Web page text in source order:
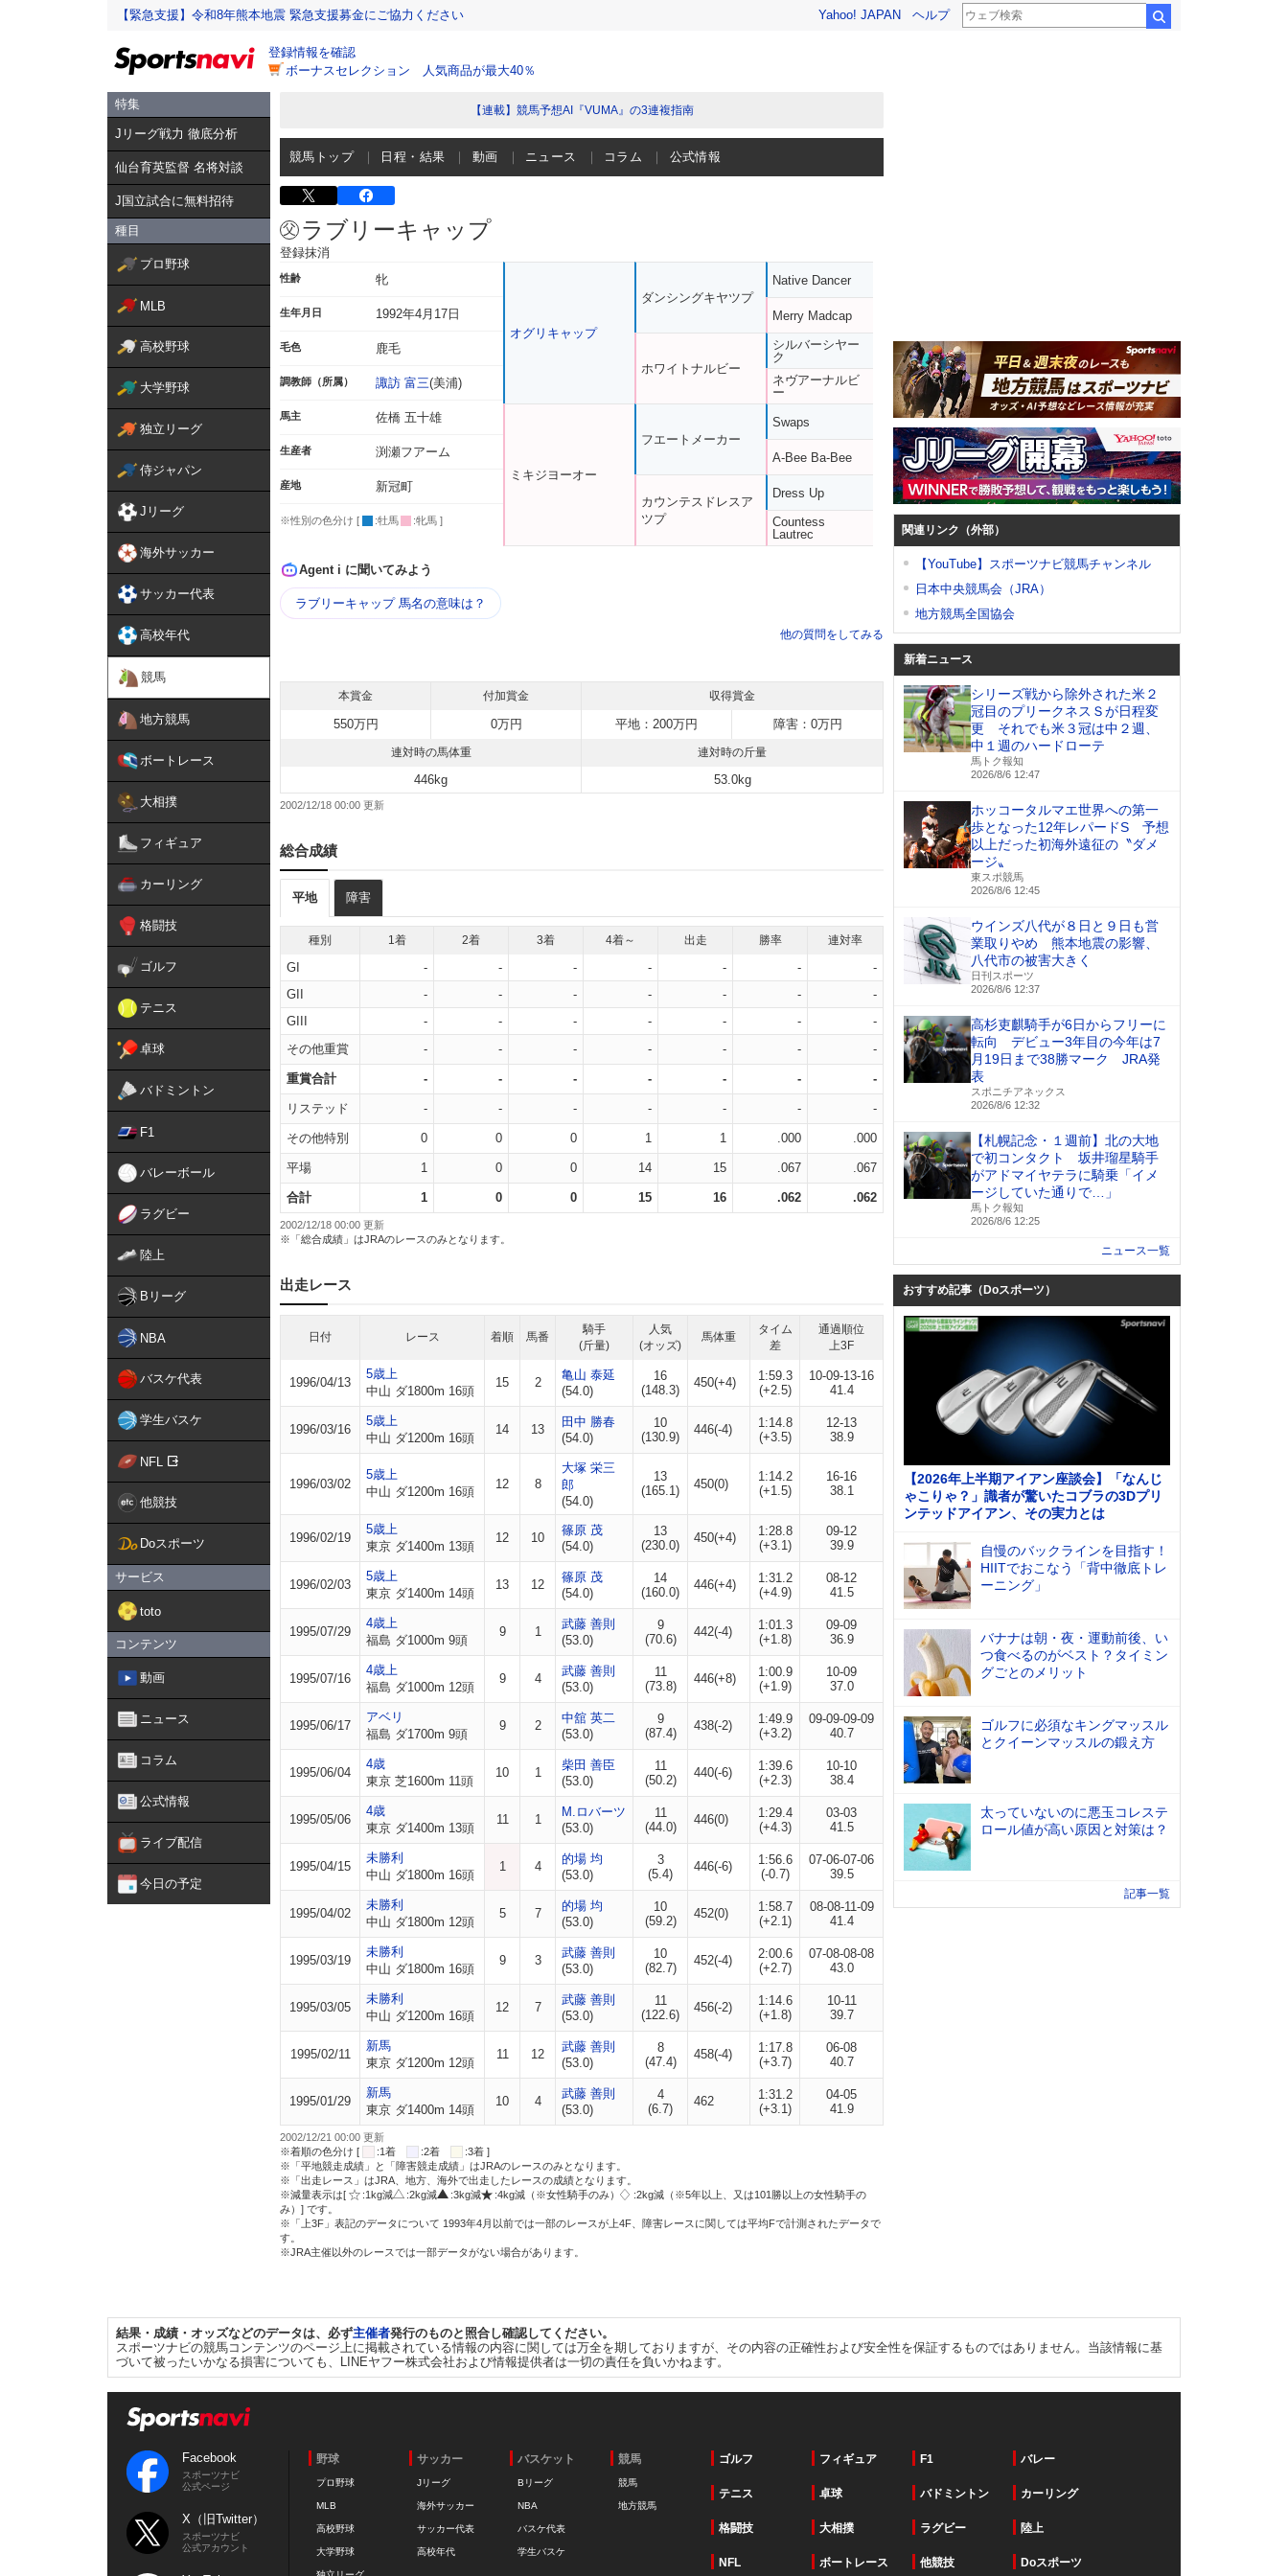
【緊急支援】令和8年熊本地震 緊急支援募金にご協力ください Yahoo! JAPAN ヘルプ
登録情報を確認
ボーナスセレクション 人気商品が最大40％
特集
Jリーグ戦力 徹底分析
仙台育英監督 名将対談
J国立試合に無料招待
種目
プロ野球
MLB
高校野球
大学野球
独立リーグ
侍ジャパン
Jリーグ
海外サッカー
サッカー代表
高校年代
競馬
地方競馬
ボートレース
大相撲
フィギュア
カーリング
格闘技
ゴルフ
テニス
卓球
バドミントン
F1
バレーボール
ラグビー
陸上
Bリーグ
NBA
バスケ代表
学生バスケ
NFL
他競技
Doスポーツ
サービス
toto
コンテンツ
動画
ニュース
コラム
公式情報
ライブ配信
今日の予定
【連載】競馬予想AI『VUMA』の3連複指南
競馬トップ 日程・結果 動画 ニュース コラム 公式情報
ラブリーキャップ
登録抹消
性齢 牝
生年月日 1992年4月17日
毛色 鹿毛
調教師（所属） 諏訪 富三(美浦)
馬主 佐橋 五十雄
生産者 渕瀬フアーム
産地 新冠町
※性別の色分け [ :牡馬 :牝馬 ]
オグリキャップ
ミキジヨーオー
ダンシングキヤツプ
ホワイトナルビー
フエートメーカー
カウンテスドレスア
ツプ
Native Dancer
Merry Madcap
シルバーシヤー
ク
ネヴアーナルビ
ー
Swaps
A-Bee Ba-Bee
Dress Up
Countess
Lautrec
Agent i に聞いてみよう
ラブリーキャップ 馬名の意味は？
他の質問をしてみる
本賞金 付加賞金 収得賞金
550万円 0万円 平地：200万円 障害：0万円
連対時の馬体重 連対時の斤量
446kg 53.0kg
2002/12/18 00:00
総合成績
平地 障害
種別 1着 2着 3着 4着～ 出走 勝率 連対率
GI - - - - - -
-
GII
- - - - - -
-
GIII
- - - - - -
-
その他重賞
- - - - - - -
重賞合計 - - - - - - -
リステッド - - - - - - -
その他特別 0 0 0 1 1 .000 .000
平場 1 0 0 14 15 .067 .067
合計 1 0 0 15 16 .062 .062
2002/12/18 00:00 更新
※「総合成績」はJRAのレースのみとなります。
出走レース
日付 レース 着順 馬番
騎手
(斤量)
人気
(オッズ)
馬体重
タイム
差
通過順位
上3F
1996/04/13
5歳上
中山 ダ1800m 16頭
15 2
亀山 泰延
(54.0)
16
(148.3)
450(+4)
1:59.3
(+2.5)
10-09-13-16
41.4
1996/03/16
5歳上
中山 ダ1200m 16頭
14 13
田中 勝春
(54.0)
10
(130.9)
446(-4)
1:14.8
(+3.5)
12-13
38.9
1996/03/02
5歳上
中山 ダ1200m 16頭
12 8
大塚 栄三
郎
(54.0)
13
(165.1)
450(0)
1:14.2
(+1.5)
16-16
38.1
1996/02/19
5歳上
東京 ダ1400m 13頭
12 10
篠原 茂
(54.0)
13
(230.0)
450(+4)
1:28.8
(+3.1)
09-12
39.9
1996/02/03
5歳上
東京 ダ1400m 14頭
13 12
篠原 茂
(54.0)
14
(160.0)
446(+4)
1:31.2
(+4.9)
08-12
41.5
1995/07/29
4歳上
福島 ダ1000m 9頭
9 1
武藤 善則
(53.0)
9
(70.6)
442(-4)
1:01.3
(+1.8)
09-09
36.9
1995/07/16
4歳上
福島 ダ1000m 12頭
9 4
武藤 善則
(53.0)
11
(73.8)
446(+8)
1:00.9
(+1.9)
10-09
37.0
1995/06/17
アベリ
福島 ダ1700m 9頭
9 2
中舘 英二
(53.0)
9
(87.4)
438(-2)
1:49.9
(+3.2)
09-09-09-09
40.7
1995/06/04
4歳
東京 芝1600m 11頭
10 1
柴田 善臣
(53.0)
11
(50.2)
440(-6)
1:39.6
(+2.3)
10-10
38.4
1995/05/06
4歳
東京 ダ1400m 13頭
11 1
M.ロバーツ
(53.0)
11
(44.0)
446(0)
1:29.4
(+4.3)
03-03
41.5
1995/04/15
未勝利
中山 ダ1800m 16頭
1 4
的場 均
(53.0)
3
(5.4)
446(-6)
1:56.6
(-0.7)
07-06-07-06
39.5
1995/04/02
未勝利
中山 ダ1800m 12頭
5 7
的場 均
(53.0)
10
(59.2)
452(0)
1:58.7
(+2.1)
08-08-11-09
41.4
1995/03/19
未勝利
中山 ダ1800m 16頭
9 3
武藤 善則
(53.0)
10
(82.7)
452(-4)
2:00.6
(+2.7)
07-08-08-08
43.0
1995/03/05
未勝利
中山 ダ1200m 16頭
12 7
武藤 善則
(53.0)
11
(122.6)
456(-2)
1:14.6
(+1.8)
10-11
39.7
1995/02/11
新馬
東京 ダ1200m 12頭
11 12
武藤 善則
(53.0)
8
(47.4)
458(-4)
1:17.8
(+3.7)
06-08
40.7
1995/01/29
新馬
東京 ダ1400m 14頭
10 4
武藤 善則
(53.0)
4
(6.7)
462
1:31.2
(+3.1)
04-05
41.9
2002/12/21 00:00 更新
※着順の色分け [
:1着 :2着
:3着 ]
※「平地競走成績」と「障害競走成績」はJRAのレースのみとなります。
※「出走レース」はJRA、地方、海外で出走したレースの成績となります。
※減量表示は[
:1kg減 :2kg減 :3kg減 :4kg減（※女性騎手のみ）
:2kg減（※5年以上、又は101勝以上の女性騎手の
み）] です。
※「上3F」表記のデータについて 1993年4月以前では一部のレースが上4F、障害レースに関しては平均Fで計測されたデータで
す。
※JRA主催以外のレースでは一部データがない場合があります。
関連リンク（外部）
【YouTube】スポーツナビ競馬チャンネル
日本中央競馬会（JRA）
地方競馬全国協会
新着ニュース
シリーズ戦から除外された米２
冠目のプリークネスＳが日程変
更 それでも米３冠は中２週、
中１週のハードローテ
馬トク報知
2026/8/6 12:47
ホッコータルマエ世界への第一
歩となった12年レパードS 予想
以上だった初海外遠征の〝ダメ
ージ〟
東スポ競馬
2026/8/6 12:45
ウインズ八代が８日と９日も営
業取りやめ 熊本地震の影響、
八代市の被害大きく
日刊スポーツ
2026/8/6 12:37
高杉吏麒騎手が6日からフリーに
転向 デビュー3年目の今年は7
月19日まで38勝マーク JRA発
表
スポニチアネックス
2026/8/6 12:32
【札幌記念・１週前】北の大地
で初コンタクト 坂井瑠星騎手
がアドマイヤテラに騎乗「イメ
ージしていた通りで…」
馬トク報知
2026/8/6 12:25
ニュース一覧
おすすめ記事（Doスポーツ）
【2026年上半期アイアン座談会】「なんじ
ゃこりゃ？」識者が驚いたコブラの3Dプリ
ンテッドアイアン、その実力とは
自慢のバックラインを目指す！
HIITでおこなう「背中徹底トレ
ーニング」
バナナは朝・夜・運動前後、い
つ食べるのがベスト？タイミン
グごとのメリット
ゴルフに必須なキングマッスル
とクイーンマッスルの鍛え方
太っていないのに悪玉コレステ
ロール値が高い原因と対策は？
記事一覧
結果・成績・オッズなどのデータは、必ず主催者発行のものと照合し確認してください。
スポーツナビの競馬コンテンツのページ上に掲載されている情報の内容に関しては万全を期しておりますが、その内容の正確性および安全性を保証するものではありません。当該情報に基
づいて被ったいかなる損害についても、LINEヤフー株式会社および情報提供者は一切の責任を負いかねます。
Facebook
スポーツナビ
公式ページ
X（旧Twitter）
スポーツナビ
公式アカウント
野球
プロ野球
MLB
高校野球
大学野球
サッカー
Jリーグ
海外サッカー
サッカー代表
高校年代
バスケット
Bリーグ
NBA
バスケ代表
学生バスケ
競馬
競馬
地方競馬
ゴルフ フィギュア F1 バレー
テニス 卓球 バドミントン カーリング
格闘技 大相撲 ラグビー 陸上
NFL ボートレース 他競技 Doスポーツ